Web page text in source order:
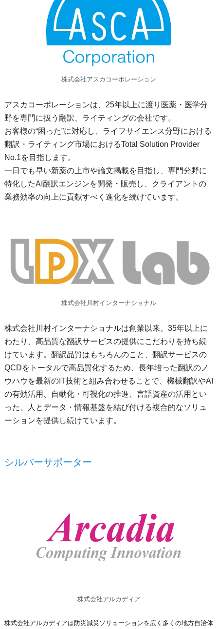
株式会社アスカコーポレーション
アスカコーポレーションは、25年以上に渡り医薬・医学分
野を専門に扱う翻訳、ライティングの会社です。
お客様の“困った”に対応し、ライフサイエンス分野における
翻訳・ライティング市場におけるTotal Solution Provider
No.1を目指します。
一日でも早い新薬の上市や論文掲載を目指し、専門分野に
特化したAI翻訳エンジンを開発・販売し、クライアントの
業務効率の向上に貢献すべく進化を続けています。
株式会社川村インターナショナル
株式会社川村インターナショナルは創業以来、35年以上に
わたり、高品質な翻訳サービスの提供にこだわりを持ち続
けています。翻訳品質はもちろんのこと、翻訳サービスの
QCDをトータルで高品質化するため、長年培った翻訳のノ
ウハウを最新のIT技術と組み合わせることで、機械翻訳やAI
の有効活用、自動化・可視化の推進、言語資産の活用とい
った、人とデータ・情報基盤を結び付ける複合的なソリュ
ーションを提供し続けています。
シルバーサポーター
株式会社アルカディア
株式会社アルカディアは防災減災ソリューションを広く多くの地方自治体